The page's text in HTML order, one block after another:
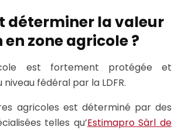
déterminer la valeur
zone agricole ?
est fortement protégée et
fédéral par la LDFR.
agricoles est déterminé par des
telles qu’Estimapro Sàrl de